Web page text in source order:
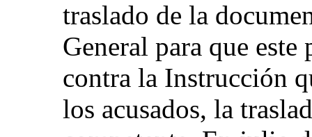
traslado de la
General para que este
contra la Instrucción
los acusados, la